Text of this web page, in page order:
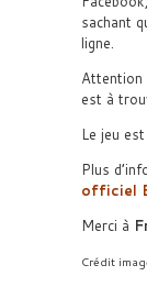
sachant
ligne.
Attention
est à
Le jeu est
Plus
officiel
Merci à
Crédit